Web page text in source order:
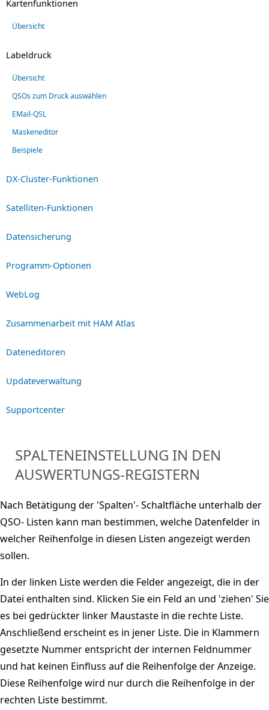
Kartenfunktionen
Übersicht
Labeldruck
Übersicht
QSOs zum Druck auswählen
EMail-QSL
Maskeneditor
Beispiele
DX-Cluster-Funktionen
Satelliten-Funktionen
Datensicherung
Programm-Optionen
WebLog
Zusammenarbeit mit HAM Atlas
Dateneditoren
Updateverwaltung
Supportcenter
SPALTENEINSTELLUNG IN DEN
AUSWERTUNGS-REGISTERN
Nach Betätigung der 'Spalten'- Schaltfläche unterhalb der
QSO- Listen kann man bestimmen, welche Datenfelder in
welcher Reihenfolge in diesen Listen angezeigt werden
sollen.
In der linken Liste werden die Felder angezeigt, die in der
Datei enthalten sind. Klicken Sie ein Feld an und 'ziehen' Sie
es bei gedrückter linker Maustaste in die rechte Liste.
Anschließend erscheint es in jener Liste. Die in Klammern
gesetzte Nummer entspricht der internen Feldnummer
und hat keinen Einfluss auf die Reihenfolge der Anzeige.
Diese Reihenfolge wird nur durch die Reihenfolge in der
rechten Liste bestimmt.